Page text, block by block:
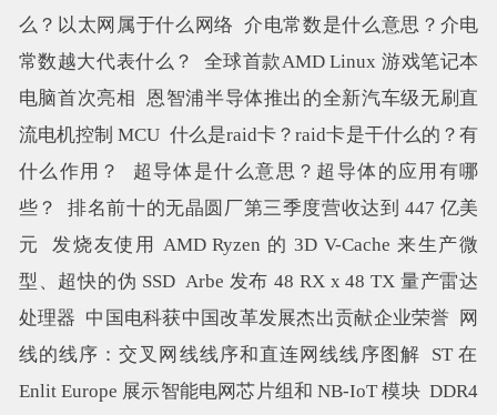
么？以太网属于什么网络 介电常数是什么意思？介电
常数越大代表什么？
全球首款AMD Linux 游戏笔记本
电脑首次亮相 恩智浦半导体推出的全新汽车级无刷直
流电机控制 MCU 什么是raid卡？raid卡是干什么的？有
什么作用？
超导体是什么意思？超导体的应用有哪
些？
排名前十的无晶圆厂第三季度营收达到 447 亿美
元
发烧友使用 AMD Ryzen 的 3D V-Cache 来生产微
型、超快的伪 SSD Arbe 发布 48 RX x 48 TX 量产雷达
处理器 中国电科获中国改革发展杰出贡献企业荣誉 网
线的线序：交叉网线线序和直连网线线序图解
ST 在​​
Enlit Europe 展示智能电网芯片组和 NB-IoT 模块 DDR4